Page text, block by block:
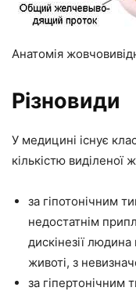
Анатомія
Різновиди
У медицині існує
кількістю виділеної
за гіпотонічним
недостатнім
дискінезії
животі, з
за гіпертонічним